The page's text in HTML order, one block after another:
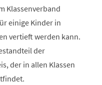
Klassenverband
einige Kinder in
vertieft werden kann.
der
der in allen Klassen